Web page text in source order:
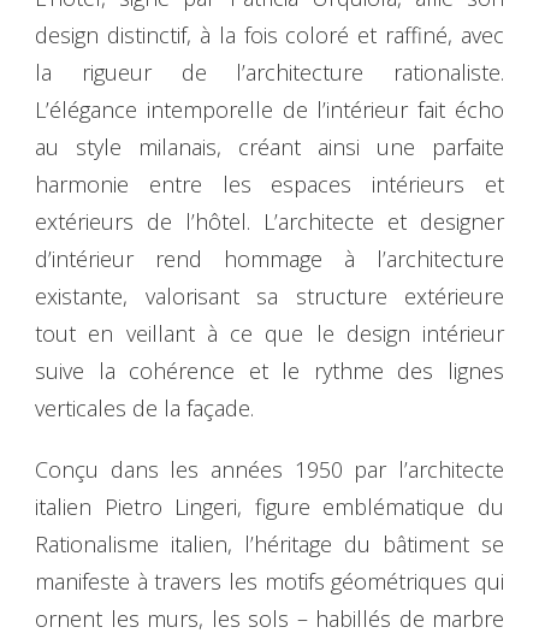
design distinctif, à la fois coloré et raffiné, avec
la rigueur de l’architecture rationaliste.
L’élégance intemporelle de l’intérieur fait écho
au style milanais, créant ainsi une parfaite
harmonie entre les espaces intérieurs et
extérieurs de l’hôtel. L’architecte et designer
d’intérieur rend hommage à l’architecture
existante, valorisant sa structure extérieure
tout en veillant à ce que le design intérieur
suive la cohérence et le rythme des lignes
verticales de la façade.
Conçu dans les années 1950 par l’architecte
italien Pietro Lingeri, figure emblématique du
Rationalisme italien, l’héritage du bâtiment se
manifeste à travers les motifs géométriques qui
ornent les murs, les sols – habillés de marbre